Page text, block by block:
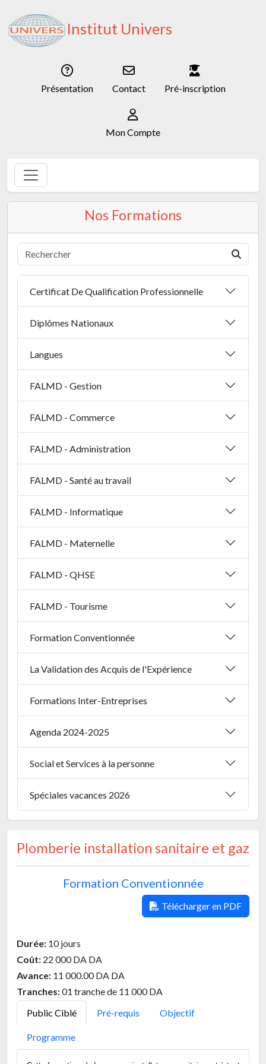
Institut Univers
Présentation Contact Pré-inscription
Mon Compte
Nos Formations
Certificat De Qualification Professionnelle
Diplômes Nationaux
Langues
FALMD - Gestion
FALMD - Commerce
FALMD - Administration
FALMD - Santé au travail
FALMD - Informatique
FALMD - Maternelle
FALMD - QHSE
FALMD - Tourisme
Formation Conventionnée
La Validation des Acquis de l'Expérience
Formations Inter-Entreprises
Agenda 2024-2025
Social et Services à la personne
Spéciales vacances 2026
Plomberie installation sanitaire et gaz
Formation Conventionnée
Télécharger en PDF
Durée: 10 jours
Coût: 22 000 DA DA
Avance: 11 000.00 DA DA
Tranches:01 tranche de 11 000 DA
Public Ciblé
Pré-requis Objectif
Programme